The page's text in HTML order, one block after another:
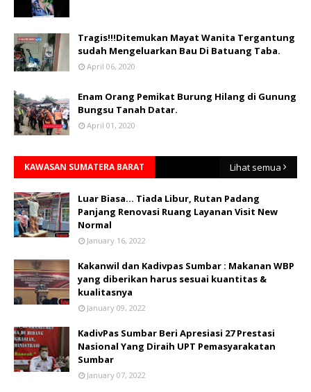
Tragis!!!Ditemukan Mayat Wanita Tergantung
sudah Mengeluarkan Bau Di Batuang Taba.
April 06, 2020
Enam Orang Pemikat Burung Hilang di Gunung
Bungsu Tanah Datar.
April 01, 2020
KAWASAN SUMATERA BARAT Lihat semua
Luar Biasa... Tiada Libur, Rutan Padang
Panjang Renovasi Ruang Layanan Visit New
Normal
January 16, 2022
Kakanwil dan Kadivpas Sumbar : Makanan WBP
yang diberikan harus sesuai kuantitas &
kualitasnya
January 09, 2022
KadivPas Sumbar Beri Apresiasi 27 Prestasi
Nasional Yang Diraih UPT Pemasyarakatan
Sumbar
January 07, 2022